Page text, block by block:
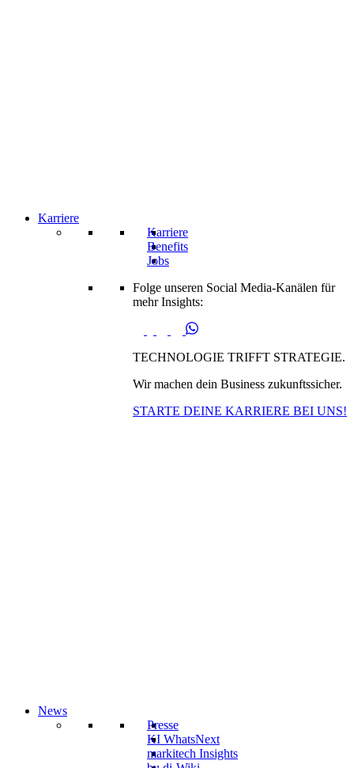
Karriere
Karriere
Benefits
Jobs
Folge unseren Social Media-Kanälen für
mehr Insights:
TECHNOLOGIE TRIFFT STRATEGIE.
Wir machen dein Business zukunftssicher.
STARTE DEINE KARRIERE BEI UNS!
News
Presse
KI WhatsNext
markitech Insights